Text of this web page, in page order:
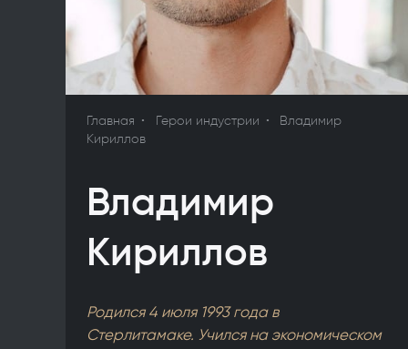
Главная Герои индустрии
Владимир
Кириллов
Владимир
Кириллов
Родился 4 июля 1993 года в
Стерлитамаке. Учился на экономическом